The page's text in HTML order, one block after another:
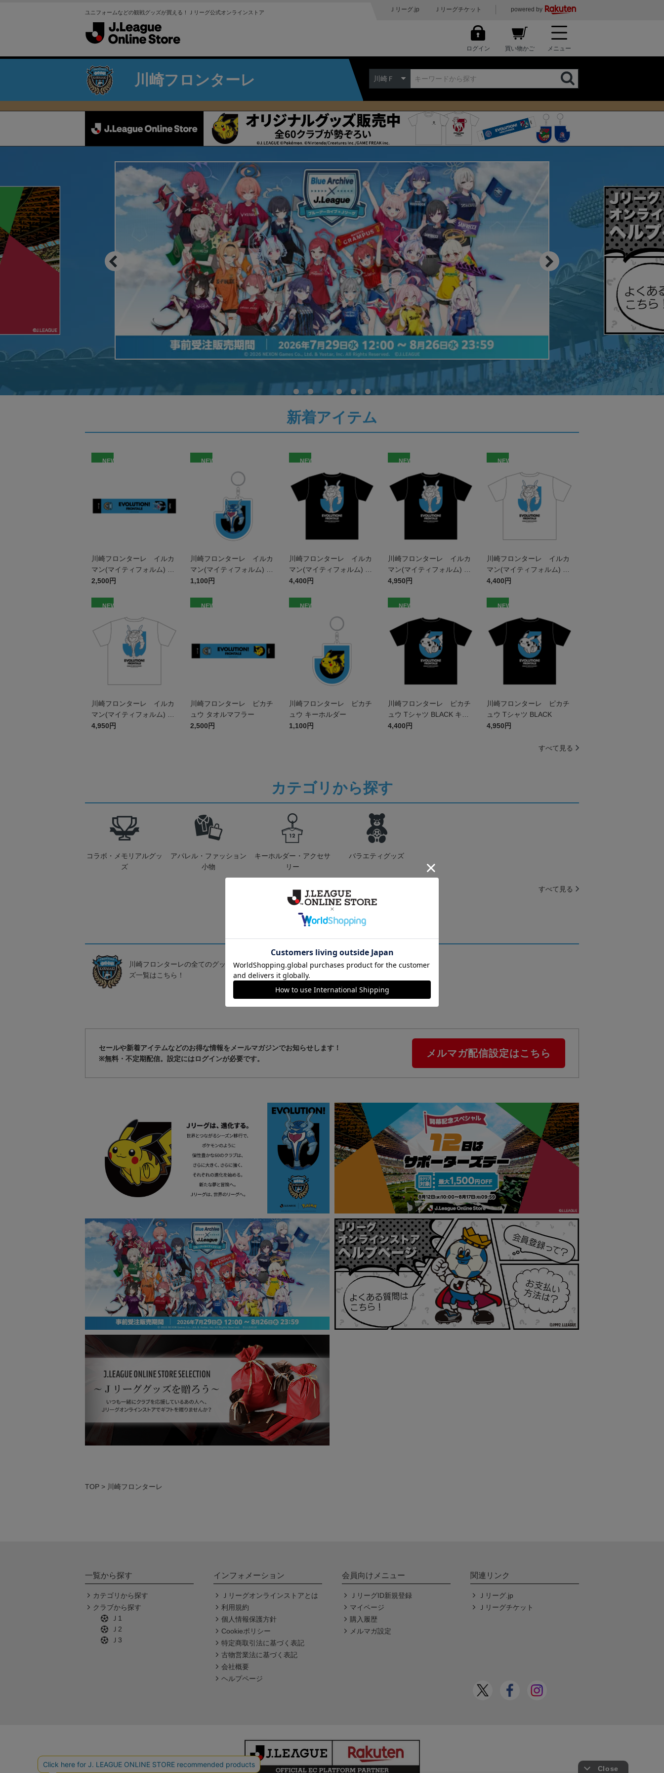
ユニフォームなどの観戦グッズが買える！Ｊリーグ公式オンラインストア Ｊリーグ.jp Ｊリーグチケット powered by
ログイン 買い物かご メニュー
川崎フロンターレ 川崎Ｆ
新着アイテム
NEW
川崎フロンターレ イルカ
マン(マイティフォルム) タ
オルマフラー
2,500円
NEW
川崎フロンターレ イルカ
マン(マイティフォルム) キ
ーホルダー
1,100円
NEW
川崎フロンターレ イルカ
マン(マイティフォルム) T
シャツ BLACK キッズ
4,400円
NEW
川崎フロンターレ イルカ
マン(マイティフォルム) T
シャツ BLACK
4,950円
NEW
川崎フロンターレ イルカ
マン(マイティフォルム) T
シャツ WHITE キッズ
4,400円
NEW
川崎フロンターレ イルカ
マン(マイティフォルム) T
シャツ WHITE
4,950円
NEW
川崎フロンターレ ピカチ
ュウ タオルマフラー
2,500円
NEW
川崎フロンターレ ピカチ
ュウ キーホルダー
1,100円
NEW
川崎フロンターレ ピカチ
ュウ Tシャツ BLACK キッ
ズ
4,400円
NEW
川崎フロンターレ ピカチ
ュウ Tシャツ BLACK
4,950円
すべて見る
カテゴリから探す
コラボ・メモリアルグッ
ズ
アパレル・ファッション
小物
キーホルダー・アクセサ
リー
バラエティグッズ
すべて見る
GOODS INFO
川崎フロンターレの全てのグッズをチェックした方に！全グッ
ズ一覧はこちら！
セールや新着アイテムなどのお得な情報をメールマガジンでお知らせします！
※無料・不定期配信。設定にはログインが必要です。
メルマガ配信設定はこちら
TOP 川崎フロンターレ
一覧から探す
カテゴリから探す
クラブから探す
Ｊ1
Ｊ2
Ｊ3
インフォメーション
Ｊリーグオンラインストアとは
利用規約
個人情報保護方針
Cookieポリシー
特定商取引法に基づく表記
古物営業法に基づく表記
会社概要
ヘルプページ
会員向けメニュー
ＪリーグID新規登録
マイページ
購入履歴
メルマガ設定
関連リンク
Ｊリーグ.jp
Ｊリーグチケット